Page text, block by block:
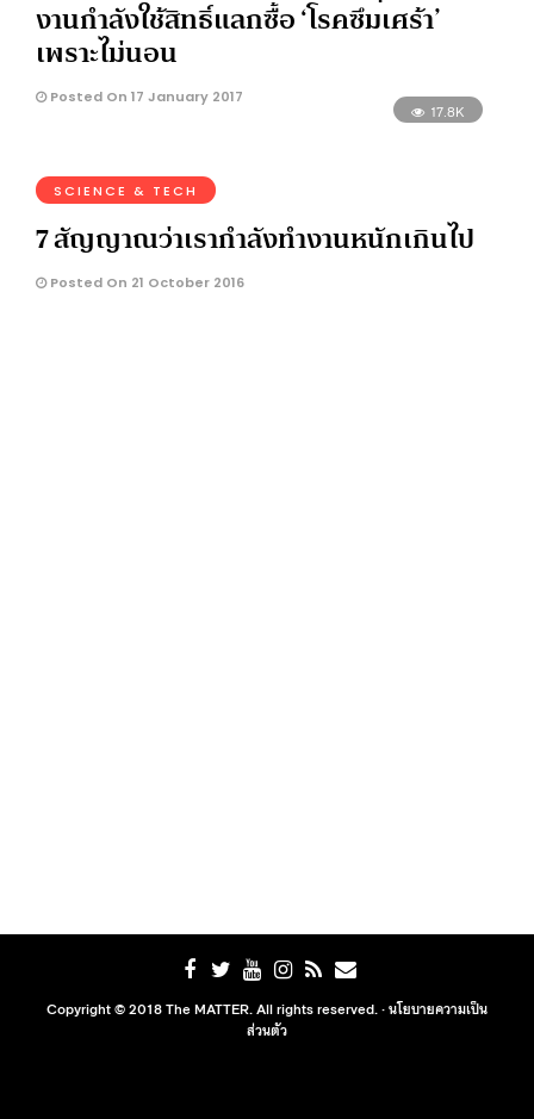
งานกำลังใช้สิทธิ์แลกซื้อ ‘โรคซึมเศร้า’
เพราะไม่นอน
Posted On 17 January 2017
17.8K
SCIENCE & TECH
7 สัญญาณว่าเรากำลังทำงานหนักเกินไป
Posted On 21 October 2016
Copyright © 2018 The MATTER. All rights reserved. ·นโยบายความเป็น
ส่วนตัว